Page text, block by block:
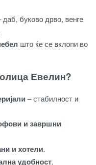
даб, буково дрво, венге
што ќе се вклопи во
Евелин?
– стабилност и
и завршни
и хотели.
удобност.